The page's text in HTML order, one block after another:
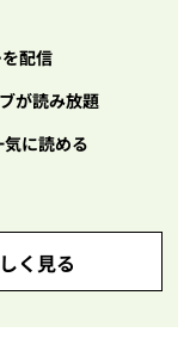
配信
が読み放題
に読める
く見る